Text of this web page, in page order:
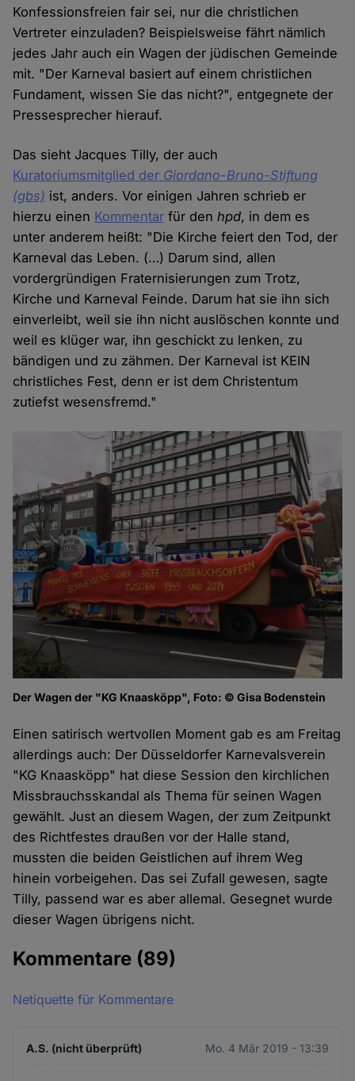
Konfessionsfreien fair sei, nur die christlichen
Vertreter einzuladen? Beispielsweise fährt nämlich
jedes Jahr auch ein Wagen der jüdischen Gemeinde
mit. "Der Karneval basiert auf einem christlichen
Fundament, wissen Sie das nicht?", entgegnete der
Pressesprecher hierauf.
Das sieht Jacques Tilly, der auch
Kuratoriumsmitglied der Giordano-Bruno-Stiftung
(gbs) ist, anders. Vor einigen Jahren schrieb er
hierzu einen Kommentar für denhpd, in dem es
unter anderem heißt: "Die Kirche feiert den Tod, der
Karneval das Leben. (…) Darum sind, allen
vordergründigen Fraternisierungen zum Trotz,
Kirche und Karneval Feinde. Darum hat sie ihn sich
einverleibt, weil sie ihn nicht auslöschen konnte und
weil es klüger war, ihn geschickt zu lenken, zu
bändigen und zu zähmen. Der Karneval ist KEIN
christliches Fest, denn er ist dem Christentum
zutiefst wesensfremd."
Der Wagen der "KG Knaasköpp", Foto: © Gisa Bodenstein
Einen satirisch wertvollen Moment gab es am Freitag
allerdings auch: Der Düsseldorfer Karnevalsverein
"KG Knaasköpp" hat diese Session den kirchlichen
Missbrauchsskandal als Thema für seinen Wagen
gewählt. Just an diesem Wagen, der zum Zeitpunkt
des Richtfestes draußen vor der Halle stand,
mussten die beiden Geistlichen auf ihrem Weg
hinein vorbeigehen. Das sei Zufall gewesen, sagte
Tilly, passend war es aber allemal. Gesegnet wurde
dieser Wagen übrigens nicht.
Kommentare (89)
Netiquette für Kommentare
A.S. (nicht überprüft) Mo. 4 Mär 2019 - 13:39